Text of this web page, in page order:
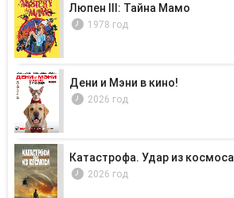
Люпен III: Тайна Мамо
1978 год
Дени и Мэни в кино!
2026 год
Катастрофа. Удар из космоса
2026 год